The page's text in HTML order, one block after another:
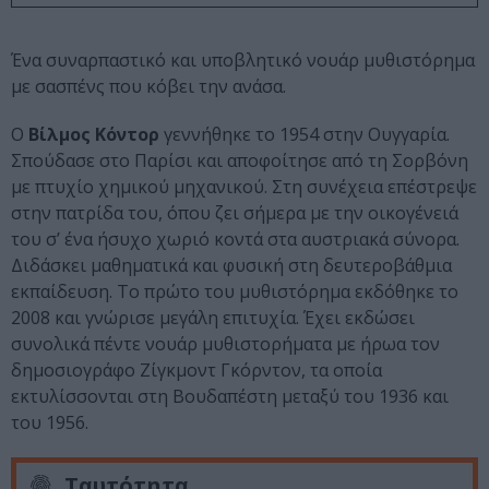
Ένα συναρπαστικό και υποβλητικό νουάρ μυθιστόρημα
με σασπένς που κόβει την ανάσα.
O Bίλμος Κόντορ γεννήθηκε το 1954 στην Ουγγαρία.
Σπούδασε στο Παρίσι και αποφοίτησε από τη Σορβόνη
με πτυχίο χημικού μηχανικού. Στη συνέχεια επέστρεψε
στην πατρίδα του, όπου ζει σήμερα με την οικογένειά
του σ’ ένα ήσυχο χωριό κοντά στα αυστριακά σύνορα.
Διδάσκει μαθηματικά και φυσική στη δευτεροβάθμια
εκπαίδευση. Το πρώτο του μυθιστόρημα εκδόθηκε το
2008 και γνώρισε μεγάλη επιτυχία. Έχει εκδώσει
συνολικά πέντε νουάρ μυθιστορήματα με ήρωα τον
δημοσιογράφο Ζίγκμοντ Γκόρντον, τα οποία
εκτυλίσσονται στη Βουδαπέστη μεταξύ του 1936 και
του 1956.